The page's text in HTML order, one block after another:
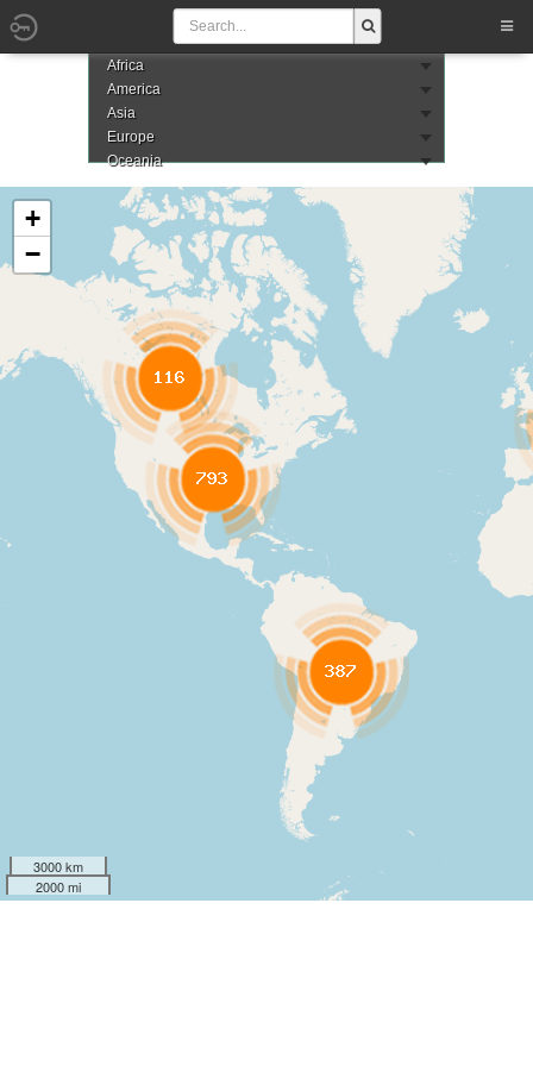
Africa
America
Asia
Europe
Oceania
+
−
3000 km
2000 mi